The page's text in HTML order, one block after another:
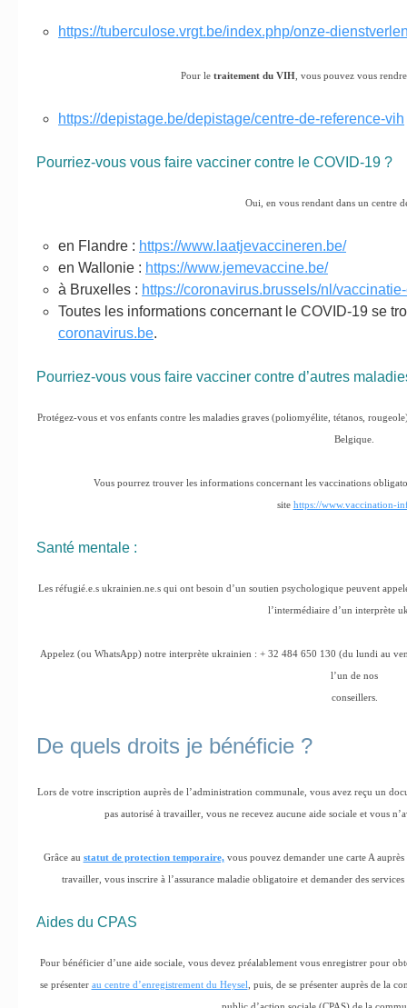
https://tuberculose.vrgt.be/index.php/onze-
Pour le traitement du VIH , vous pouvez vous
https://depistage.be/depistage/centre-de-reference-vih
Pourriez-vous vous faire vacciner contre le COVID-19 ?
Oui, en vous rendant dans un centre
en Flandre : https://www.laatjevaccineren.be/
en Wallonie : https://www.jemevaccine.be/
à Bruxelles : https://coronavirus.brussels/nl/
Toutes les informations concernant le COVID-19 se
coronavirus.be.
Pourriez-vous vous faire vacciner contre d’autres
Protégez-vous et vos enfants contre les maladies graves (poliomyélite, tétanos,
Belgique.
Vous pourrez trouver les informations concernant les vaccinations
site https://www.vaccination-
Santé mentale :
Les réfugié.e.s ukrainien.ne.s qui ont besoin d’un soutien psychologique peuvent
l’intermédiaire d’un interprète
Appelez (ou WhatsApp) notre interprète ukrainien : + 32 484 650 130 (du lundi au
l’un de nos
conseillers.
De quels droits je bénéficie ?
Lors de votre inscription auprès de l’administration communale, vous avez reçu un
pas autorisé à travailler, vous ne recevez aucune aide sociale et vous
Grâce au statut de protection temporaire,vous pouvez demander une carte A
travailler, vous inscrire à l’assurance maladie obligatoire et demander des
Aides du CPAS
Pour bénéficier d’une aide sociale, vous devez préalablement vous enregistrer pour
se présenter au centre d’enregistrement du Heysel , puis, de se présenter auprès de la